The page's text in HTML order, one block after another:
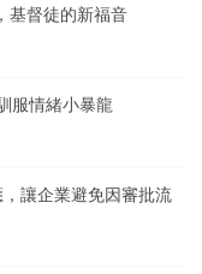
基督徒的新福音
服情緒小暴龍
讓企業避免因審批流